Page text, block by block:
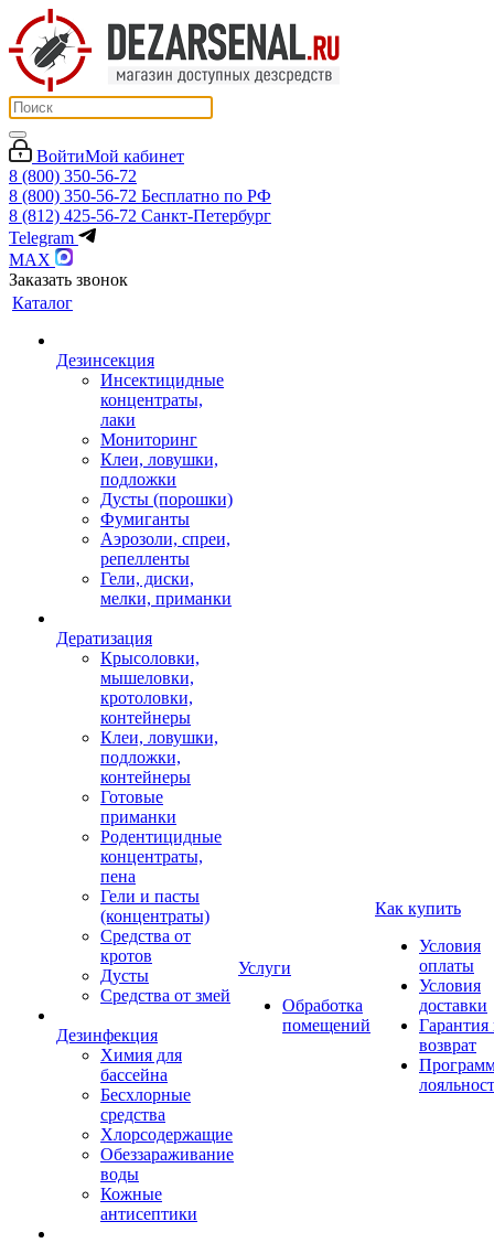
ВойтиМой кабинет
8 (800) 350-56-72
8 (800) 350-56-72 Бесплатно по РФ
8 (812) 425-56-72 Санкт-Петербург
Telegram
MAX
Заказать звонок
Каталог
Дезинсекция
Инсектицидные
концентраты,
лаки
Мониторинг
Клеи, ловушки,
подложки
Дусты (порошки)
Фумиганты
Аэрозоли, спреи,
репелленты
Гели, диски,
мелки, приманки
Дератизация
Крысоловки,
мышеловки,
кротоловки,
контейнеры
Клеи, ловушки,
подложки,
контейнеры
Готовые
приманки
Родентицидные
концентраты,
пена
Гели и пасты
(концентраты)
Средства от
кротов
Дусты
Средства от змей
Дезинфекция
Химия для
бассейна
Бесхлорные
средства
Хлорсодержащие
Обеззараживание
воды
Кожные
антисептики
Услуги
Обработка
помещений
Как купить
Условия
оплаты
Условия
доставки
Гарантия
возврат